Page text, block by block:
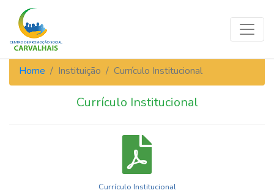
Home Instituição Currículo Institucional
Currículo Institucional
Currículo Institucional